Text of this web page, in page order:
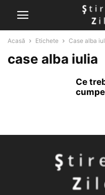
Acasă Etichete Case alba
case alba iulia
Ce